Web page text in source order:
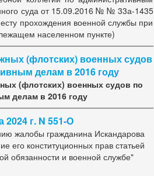
суда от 15.09.2016 № № 33а-1435
прохождения военной службы при
населенном пункте)
(флотских) военных судов
делам в 2016 году
(флотских) военных судов по
делам в 2016 году
г. N 551-О
жалобы гражданина Искандарова
его конституционных прав статьей
обязанности и военной службе"